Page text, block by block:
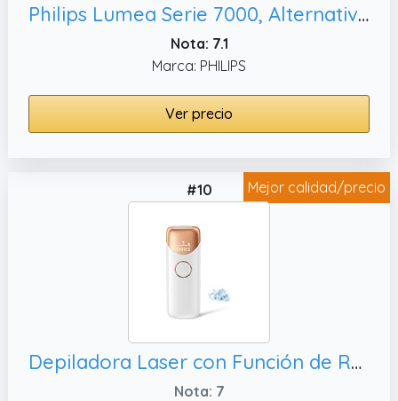
Philips Lumea Serie 7000, Alternativa a Depilación Láser. BRI921/00
Nota: 7.1
Marca: PHILIPS
Ver precio
Mejor calidad/precio
#10
Depiladora Laser con Función de Refrigeración, Blanco
Nota: 7